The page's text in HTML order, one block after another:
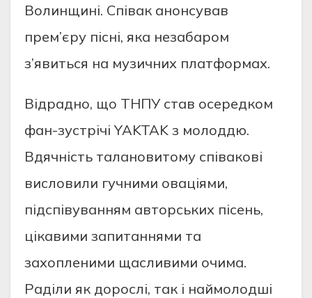
Волинщині. Співак анонсував
прем’єру пісні, яка незабаром
з’явиться на музичних платформах.
Відрадно, що ТНПУ став осередком
фан-зустрічі YAKTAK з молоддю.
Вдячність талановитому співакові
висловили гучними оваціями,
підспівуванням авторських пісень,
цікавими запитаннями та
захопленими щасливими очима.
Раділи як дорослі, так і наймолодші